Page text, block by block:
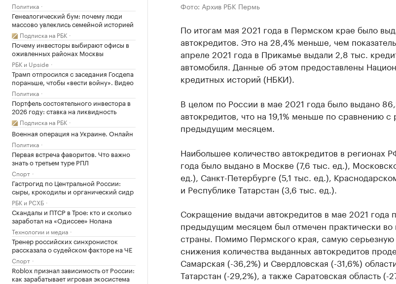
Политика
Генеалогический бум: почему люди
массово увлеклись семейной историей
Подписка на РБК
Почему инвесторы выбирают офисы в
оживленных районах Москвы
РБК и Upside
Трамп отпросился с заседания Госдепа
пораньше, чтобы «вести войну». Видео
Политика
Портфель состоятельного инвестора в
2026 году: ставка на ликвидность
Подписка на РБК
Военная операция на Украине. Онлайн
Политика
Первая встреча фаворитов. Что важно
знать о третьем туре РПЛ
Спорт
Гастрогид по Центральной России:
сыры, крокодилы и органический сидр
РБК и РСХБ
Скандалы и ПТСР в Трое: кто и сколько
заработал на «Одиссее» Нолана
Технологии и медиа
Тренер российских синхронисток
рассказала о судейском факторе на ЧЕ
Спорт
Roblox признал зависимость от России:
как зарабатывает игровая экосистема
Фото: Архив РБК Пермь
По итогам мая 2021 года в Пермском крае было
автокредитов. Это на 28,4% меньше, чем
апреле 2021 года в Прикамье выдали 2,8 тыс.
автомобиля. Данные об этом предоставлены
кредитных историй (НБКИ).
В целом по России в мае 2021 года было выдано
автокредитов, что на 19,1% меньше по сравнению
предыдущим месяцем.
Наибольшее количество автокредитов в регионах
года было выдано в Москве (7,6 тыс. ед.),
ед.), Санкт-Петербурге (5,1 тыс. ед.),
и Республике Татарстан (3,6 тыс. ед.).
Сокращение выдачи автокредитов в мае 2021 года
предыдущим месяцем был отмечен практически во
страны. Помимо Пермского края, самую серьезную
снижения количества выданных автокредитов
Самарская (-36,2%) и Свердловская (-31,6%)
Татарстан (-29,2%), а также Саратовская область (-